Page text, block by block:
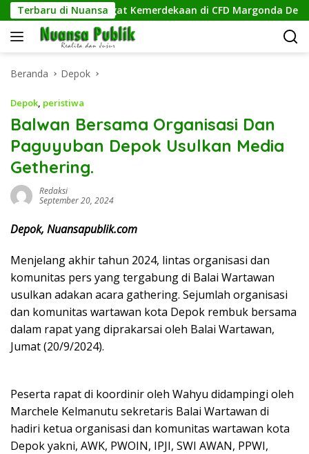
Langsung
ke
konten
Terbaru di Nuansa
Semangat Kemerdekaan di CFD Margonda Depok.
Beranda Depok
Depok, peristiwa
Balwan Bersama Organisasi Dan
Paguyuban Depok Usulkan Media
Gethering.
Redaksi
September 20, 2024
Depok, Nuansapublik.com
Menjelang akhir tahun 2024, lintas organisasi dan
komunitas pers yang tergabung di Balai Wartawan
usulkan adakan acara gathering. Sejumlah organisasi
dan komunitas wartawan kota Depok rembuk bersama
dalam rapat yang diprakarsai oleh Balai Wartawan,
Jumat (20/9/2024).
Peserta rapat di koordinir oleh Wahyu didampingi oleh
Marchele Kelmanutu sekretaris Balai Wartawan di
hadiri ketua organisasi dan komunitas wartawan kota
Depok yakni, AWK, PWOIN, IPJI, SWI AWAN, PPWI,